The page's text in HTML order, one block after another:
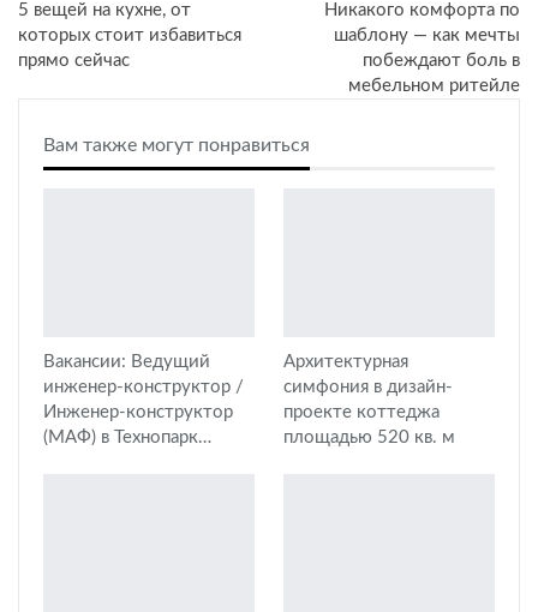
5 вещей на кухне, от
которых стоит избавиться
прямо сейчас
Никакого комфорта по
шаблону — как мечты
побеждают боль в
мебельном ритейле
Вам также могут понравиться
Вакансии: Ведущий
инженер-конструктор /
Инженер-конструктор
(МАФ) в Технопарк…
Архитектурная
симфония в дизайн-
проекте коттеджа
площадью 520 кв. м